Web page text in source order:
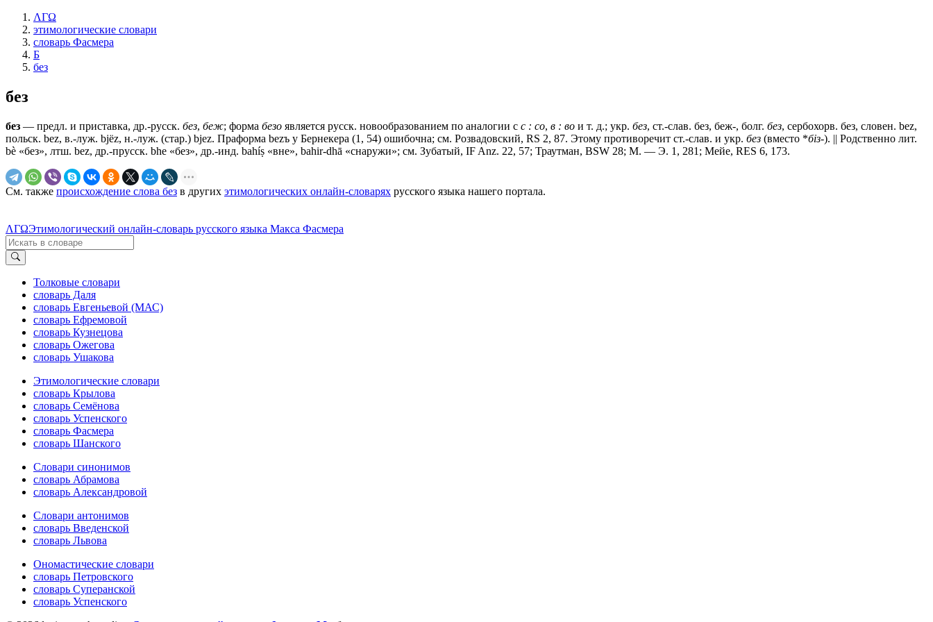
ΛΓΩ
этимологические словари
словарь Фасмера
Б
без
без
без — предл. и приставка, др.-русск. без, беж; форма безо является русск. новообразованием по аналогии с с : со, в : во и т. д.; укр. без, ст.-слав. без, беж-, болг. без, сербохорв. без, словен. bez,
польск. bez, в.-луж. bjëz, н.-луж. (стар.) bjez. Праформа bezъ у Бернекера (1, 54) ошибочна; см. Розвадовский, RS 2, 87. Этому противоречит ст.-слав. и укр. без (вместо *бiз-). || Родственно лит.
bè «без», лтш. bez, др.-прусск. bhe «без», др.-инд. bahíṣ «вне», bahir-dhā «снаружи»; см. Зубатый, IF Anz. 22, 57; Траутман, BSW 28; М. — Э. 1, 281; Мейе, RES 6, 173.
См. также происхождение слова без в других этимологических онлайн-словарях русского языка нашего портала.
ΛΓΩЭтимологический онлайн-словарь русского языка Макса Фасмера
Толковые словари
словарь Даля
словарь Евгеньевой (МАС)
словарь Ефремовой
словарь Кузнецова
словарь Ожегова
словарь Ушакова
Этимологические словари
словарь Крылова
словарь Семёнова
словарь Успенского
словарь Фасмера
словарь Шанского
Словари синонимов
словарь Абрамова
словарь Александровой
Словари антонимов
словарь Введенской
словарь Львова
Ономастические словари
словарь Петровского
словарь Суперанской
словарь Успенского